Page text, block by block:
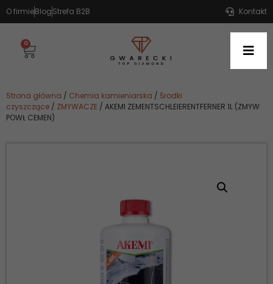
O firmieBlogStrefa B2B Kontakt
0
Strona główna / Chemia kamieniarska / Środki
czyszczące / ZMYWACZE / AKEMI ZEMENTSCHLEIERENTFERNER 1L (ZMYW
POWŁ CEMEN)